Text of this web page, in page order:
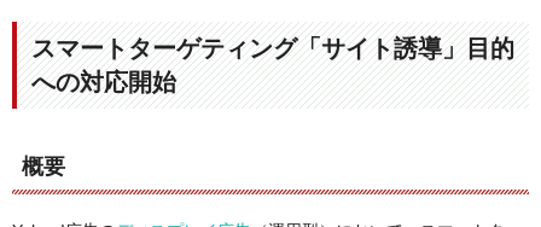
スマートターゲティング「サイト誘導」目的
への対応開始
概要